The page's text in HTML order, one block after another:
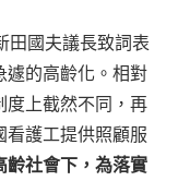
田國夫議長致詞表
遽的高齡化。相對
度上截然不同，再
護工提供照顧服
齡社會下，為落實